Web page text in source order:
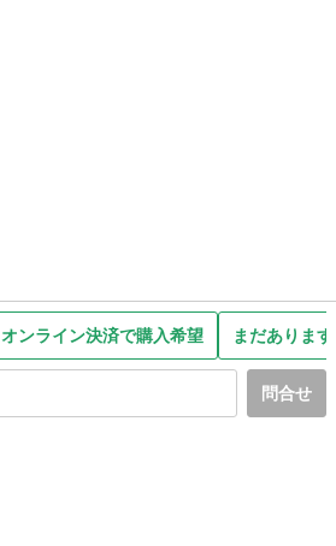
オンライン決済で購入希望 まだありま
問合せ